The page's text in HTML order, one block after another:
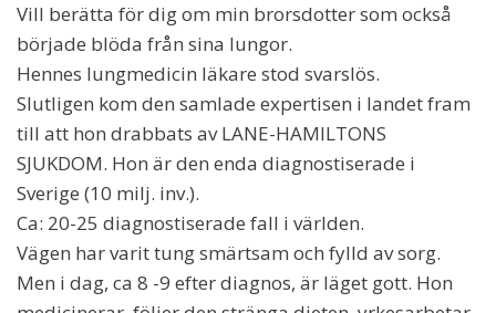
Vill berätta för dig om min brorsdotter som också
började blöda från sina lungor.
Hennes lungmedicin läkare stod svarslös.
Slutligen kom den samlade expertisen i landet fram
till att hon drabbats av LANE-HAMILTONS
SJUKDOM. Hon är den enda diagnostiserade i
Sverige (10 milj. inv.).
Ca: 20-25 diagnostiserade fall i världen.
Vägen har varit tung smärtsam och fylld av sorg.
Men i dag, ca 8 -9 efter diagnos, är läget gott. Hon